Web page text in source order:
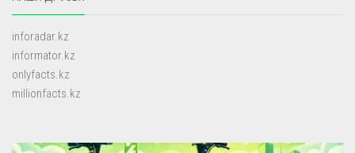
inforadar.kz
informator.kz
onlyfacts.kz
millionfacts.kz